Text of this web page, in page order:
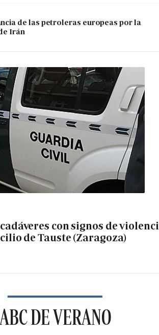
de las petroleras europeas por la
Irán
con signos de
de Tauste (Zaragoza)
ABC DE VERANO